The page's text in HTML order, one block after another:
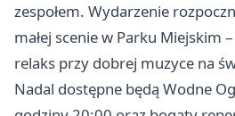
zespołem. Wydarzenie
małej scenie w Parku Miejskim
relaks przy dobrej muzyce na
Nadal dostępne będą Wodne